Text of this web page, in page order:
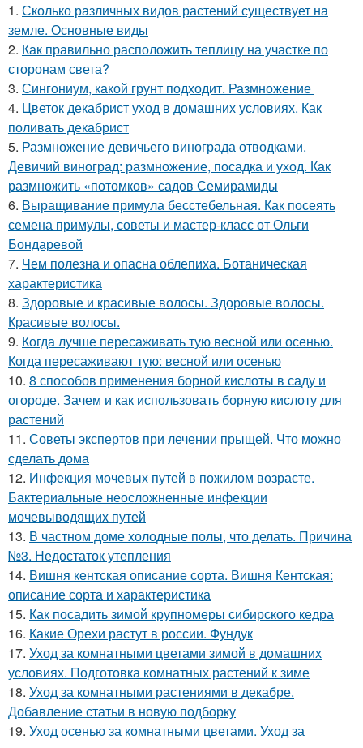
1. Сколько различных видов растений существует на
земле. Основные виды
2. Как правильно расположить теплицу на участке по
сторонам света?
3. Сингониум, какой грунт подходит. Размножение
4. Цветок декабрист уход в домашних условиях. Как
поливать декабрист
5. Размножение девичьего винограда отводками.
Девичий виноград: размножение, посадка и уход. Как
размножить «потомков» садов Семирамиды
6. Выращивание примула бесстебельная. Как посеять
семена примулы, советы и мастер-класс от Ольги
Бондаревой
7. Чем полезна и опасна облепиха. Ботаническая
характеристика
8. Здоровые и красивые волосы. Здоровые волосы.
Красивые волосы.
9. Когда лучше пересаживать тую весной или осенью.
Когда пересаживают тую: весной или осенью
10. 8 способов применения борной кислоты в саду и
огороде. Зачем и как использовать борную кислоту для
растений
11. Советы экспертов при лечении прыщей. Что можно
сделать дома
12. Инфекция мочевых путей в пожилом возрасте.
Бактериальные неосложненные инфекции
мочевыводящих путей
13. В частном доме холодные полы, что делать. Причина
№3. Недостаток утепления
14. Вишня кентская описание сорта. Вишня Кентская:
описание сорта и характеристика
15. Как посадить зимой крупномеры сибирского кедра
16. Какие Орехи растут в россии. Фундук
17. Уход за комнатными цветами зимой в домашних
условиях. Подготовка комнатных растений к зиме
18. Уход за комнатными растениями в декабре.
Добавление статьи в новую подборку
19. Уход осенью за комнатными цветами. Уход за